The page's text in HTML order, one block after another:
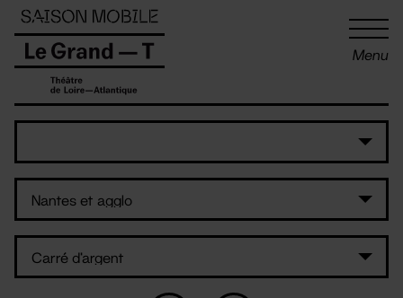
Menu
Panneau de gestion des cookies